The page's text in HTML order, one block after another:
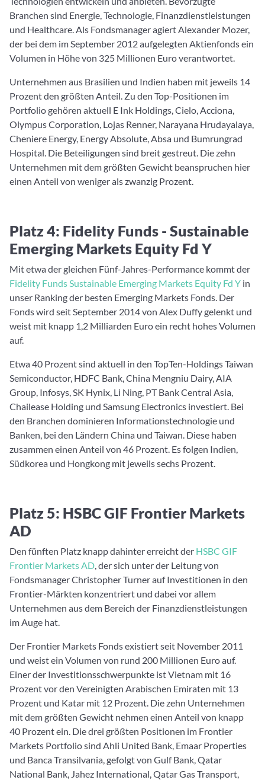
Branchen sind Energie, Technologie, Finanzdienstleistungen
und Healthcare. Als Fondsmanager agiert Alexander Mozer,
der bei dem im September 2012 aufgelegten Aktienfonds ein
Volumen in Höhe von 325 Millionen Euro verantwortet.
Unternehmen aus Brasilien und Indien haben mit jeweils 14
Prozent den größten Anteil. Zu den Top-Positionen im
Portfolio gehören aktuell E Ink Holdings, Cielo, Acciona,
Olympus Corporation, Lojas Renner, Narayana Hrudayalaya,
Cheniere Energy, Energy Absolute, Absa und Bumrungrad
Hospital. Die Beteiligungen sind breit gestreut. Die zehn
Unternehmen mit dem größten Gewicht beanspruchen hier
einen Anteil von weniger als zwanzig Prozent.
Platz 4: Fidelity Funds - Sustainable
Emerging Markets Equity Fd Y
Mit etwa der gleichen Fünf-Jahres-Performance kommt der
Fidelity Funds Sustainable Emerging Markets Equity Fd Y in
unser Ranking der besten Emerging Markets Fonds. Der
Fonds wird seit September 2014 von Alex Duffy gelenkt und
weist mit knapp 1,2 Milliarden Euro ein recht hohes Volumen
auf.
Etwa 40 Prozent sind aktuell in den TopTen-Holdings Taiwan
Semiconductor, HDFC Bank, China Mengniu Dairy, AIA
Group, Infosys, SK Hynix, Li Ning, PT Bank Central Asia,
Chailease Holding und Samsung Electronics investiert. Bei
den Branchen dominieren Informationstechnologie und
Banken, bei den Ländern China und Taiwan. Diese haben
zusammen einen Anteil von 46 Prozent. Es folgen Indien,
Südkorea und Hongkong mit jeweils sechs Prozent.
Platz 5: HSBC GIF Frontier Markets
AD
Den fünften Platz knapp dahinter erreicht der HSBC GIF
Frontier Markets AD, der sich unter der Leitung von
Fondsmanager Christopher Turner auf Investitionen in den
Frontier-Märkten konzentriert und dabei vor allem
Unternehmen aus dem Bereich der Finanzdienstleistungen
im Auge hat.
Der Frontier Markets Fonds existiert seit November 2011
und weist ein Volumen von rund 200 Millionen Euro auf.
Einer der Investitionsschwerpunkte ist Vietnam mit 16
Prozent vor den Vereinigten Arabischen Emiraten mit 13
Prozent und Katar mit 12 Prozent. Die zehn Unternehmen
mit dem größten Gewicht nehmen einen Anteil von knapp
40 Prozent ein. Die drei größten Positionen im Frontier
Markets Portfolio sind Ahli United Bank, Emaar Properties
und Banca Transilvania, gefolgt von Gulf Bank, Qatar
National Bank, Jahez International, Qatar Gas Transport,